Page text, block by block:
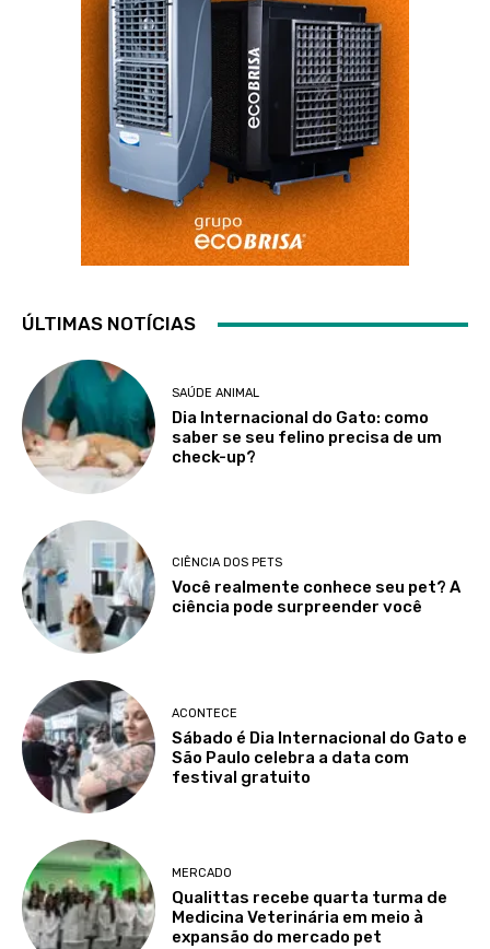
ÚLTIMAS NOTÍCIAS
SAÚDE ANIMAL
Dia Internacional do Gato: como
saber se seu felino precisa de um
check-up?
CIÊNCIA DOS PETS
Você realmente conhece seu pet? A
ciência pode surpreender você
ACONTECE
Sábado é Dia Internacional do Gato e
São Paulo celebra a data com
festival gratuito
MERCADO
Qualittas recebe quarta turma de
Medicina Veterinária em meio à
expansão do mercado pet